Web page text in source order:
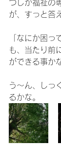
つしか福祉の
が、すっと答
「なにか困っ
も、当たり前
ができる事か
う～ん、しっ
るかな。